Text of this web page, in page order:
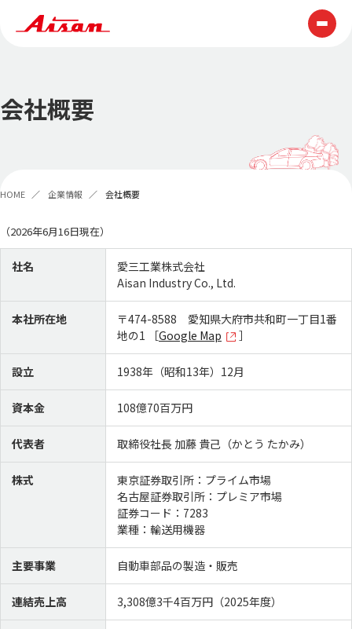
テクノロジー
製品情報
企業情報
トップメッセージ
経営理念 AISAN GROUP VISION2030
役員一覧
沿革 国内拠点
愛三グループ 映像ライブラリ
最新ニュース
AISANトピックス
サステナビリティ
トップコミットメント 担当役員メッセージ
会社概要
HOME 企業情報 会社概要
（2026年6月16日現在）
社名
愛三工業株式会社
Aisan Industry Co., Ltd.
本社所在地
〒474-8588 愛知県大府市共和町一丁目1番
地の1 ［Google Map ］
設立 1938年（昭和13年）12月
資本金 108億70百万円
代表者 取締役社長 加藤 貴己（かとう たかみ）
株式
東京証券取引所：プライム市場
名古屋証券取引所：プレミア市場
証券コード：7283
業種：輸送用機器
主要事業 自動車部品の製造・販売
連結売上高 3,308億3千4百万円（2025年度）